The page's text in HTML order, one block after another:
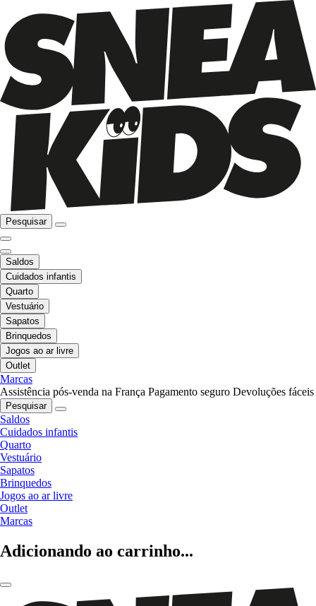
Pesquisar
Saldos
Cuidados infantis
Quarto
Vestuário
Sapatos
Brinquedos
Jogos ao ar livre
Outlet
Marcas
Assistência pós-venda na França Pagamento seguro Devoluções fáceis
Pesquisar
Saldos
Cuidados infantis
Quarto
Vestuário
Sapatos
Brinquedos
Jogos ao ar livre
Outlet
Marcas
Adicionando ao carrinho...